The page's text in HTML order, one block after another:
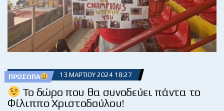
ΠΡΌΣΩΠΑ 13 ΜΑΡΤΊΟΥ 2024 18:27
Το δώρο που θα συνοδεύει πάντα το
Φίλιππο Χριστοδούλου!